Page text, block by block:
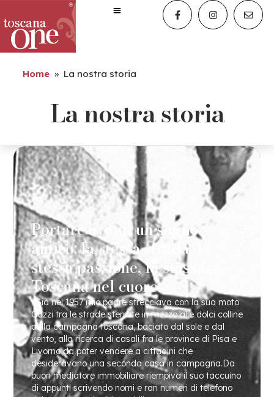
Home » La nostra storia
La nostra storia
Portare avanti un sogno
antico: la stessa strada, la
stessa passione, la stessa
Toscana nel cuore.
“Già nel 1957 mio padre sfrecciava con la sua moto
Guzzi tra le strade sterrate in mezzo alle dolci colline
della campagna toscana, baciato dal sole e dal
vento, alla ricerca di casali fra le province di Pisa e
Livorno da poter vendere a cittadini che
desideravano una seconda casa in campagna.Da
buon mediatore immobiliare riempiva il suo taccuino
di appunti scrivendo nomi e rari numeri di telefono